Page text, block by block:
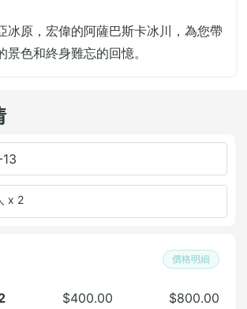
冰原，宏偉的阿薩巴斯卡冰川，為您帶
景色和終身難忘的回憶。
x 2
價格明細
$400.00 $800.00